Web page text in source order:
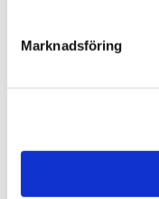
Marknadsföring4 varianter